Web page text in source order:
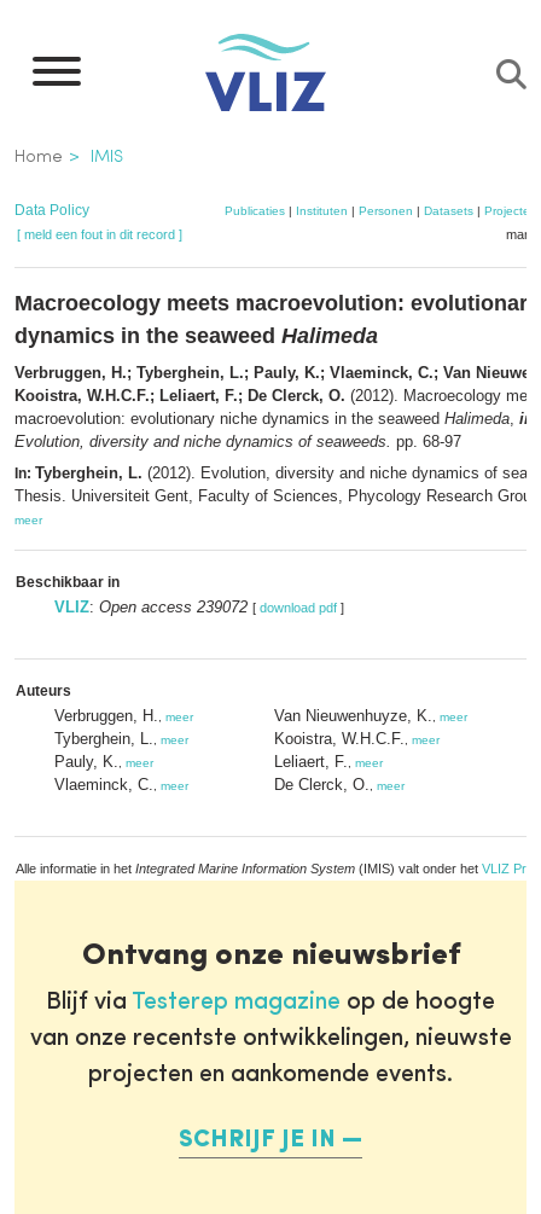
naar
inhoud
gaan
Kruimelpad
Home IMIS
Data Policy Publicaties| Instituten | Personen | Datasets| Projecten
[ meld een fout in dit record ]
Macroecology meets macroevolution:
dynamics in the seaweed Halimeda
Verbruggen, H.; Tyberghein, L.; Pauly, K.; Vlaeminck, C.; Van
Kooistra, W.H.C.F.; Leliaert, F.; De Clerck, O. (2012). Macroecology
macroevolution: evolutionary niche dynamics in the seaweed Halimeda, in
Evolution, diversity and niche dynamics of seaweeds. pp. 68-97
In: Tyberghein, L. (2012). Evolution, diversity and niche dynamics of
Thesis. Universiteit Gent, Faculty of Sciences, Phycology Research
meer
Beschikbaar in
VLIZ: Open access 239072 [ download pdf ]
Auteurs
Verbruggen, H. meer
Tyberghein, L. meer
Pauly, K. meer
Vlaeminck, C. meer
Van Nieuwenhuyze, K. meer
Kooistra, W.H.C.F. meer
Leliaert, F. meer
De Clerck, O. meer
Alle informatie in het Integrated Marine Information System (IMIS) valt onder het VLIZ
Ontvang onze nieuwsbrief
Blijf via Testerep magazine op de hoogte
van onze recentste ontwikkelingen, nieuwste
projecten en aankomende events.
SCHRIJF JE IN